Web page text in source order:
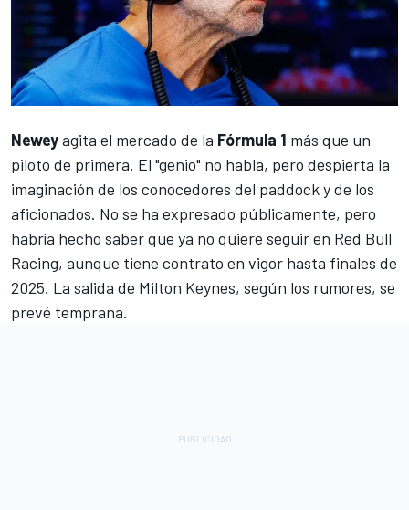
Neweyagita el mercado de la Fórmula 1 más que un
piloto de primera. El "genio" no habla, pero despierta la
imaginación de los conocedores del paddock y de los
aficionados. No se ha expresado públicamente, pero
habría hecho saber que ya no quiere seguir en Red Bull
Racing, aunque tiene contrato en vigor hasta finales de
2025. La salida de Milton Keynes, según los rumores, se
prevé temprana.